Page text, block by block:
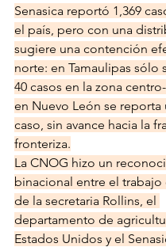
Senasica reportó 1,369
el país, pero con una
sugiere una contención
norte: en Tamaulipas sólo
40 casos en la zona
en Nuevo León se reporta
caso, sin avance hacia la
fronteriza.
La CNOG hizo un
binacional entre el
de la secretaria Rollins, el
departamento de
Estados Unidos y el